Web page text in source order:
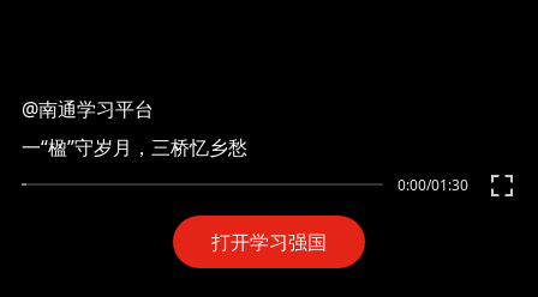
打开学习强国
0:00/01:30
@南通学习平台
一“楹”守岁月，三桥忆乡愁